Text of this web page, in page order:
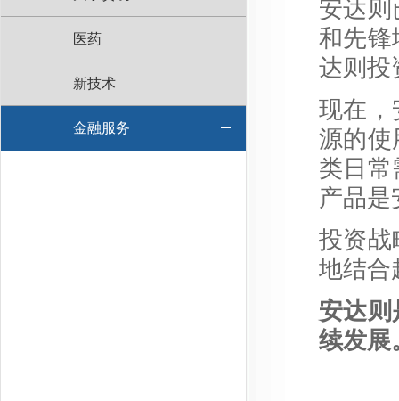
医药
新技术
金融服务
安达则
和先锋
达则投
现在，
源的使
类日常
产品是
投资战
地结合
安达则
续发展